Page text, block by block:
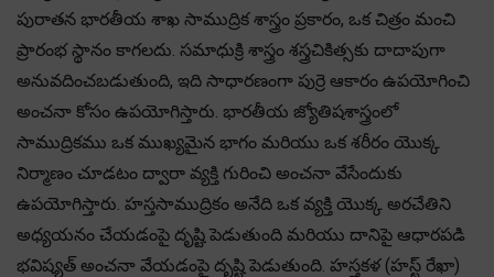
పురాతన భారతీయ శాఖ సాముద్రిక శాస్త్రం ప్రకారం, ఒక చిత్రం మంచి
ప్రారంభ స్థానం కాగలదు. సమాధుక్రి శాస్త్రం శస్త్రచికిత్సకు దాదాపుగా
అనువదించబడుతుంది, ఇది సాధారణంగా పుర్రె ఆకారం ఉపయోగించి
అంచనా కోసం ఉపయోగిస్తారు. భారతీయ జ్యోతిషశాస్త్రంలో
సాముద్రికము ఒక ముఖ్యమైన భాగం మరియు ఒక శరీరం యొక్క
నిర్మాణం చూడటం ద్వారా వ్యక్తి గురించి అంచనా వేసేందుకు
ఉపయోగిస్తారు. హస్తసాముద్రికం అనేది ఒక వ్యక్తి యొక్క అరచేతిని
అధ్యయనం చేయడంపై దృష్టి పెడుతుంది మరియు దానిపై ఆధారపడి
భవిష్యత్ అంచనా వేయడంపై దృష్టి పెడుతుంది. హస్తకళ (హస్ట్ రేఖా)